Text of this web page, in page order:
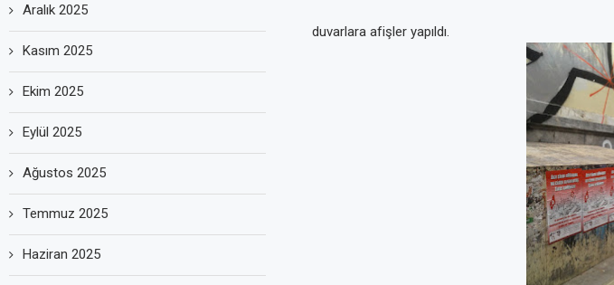
duvarlara afişler yapıldı.
Aralık 2025
Kasım 2025
Ekim 2025
Eylül 2025
Ağustos 2025
Temmuz 2025
Haziran 2025